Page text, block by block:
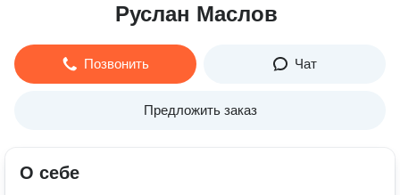
Руслан Маслов
Позвонить Чат
Предложить заказ
О себе